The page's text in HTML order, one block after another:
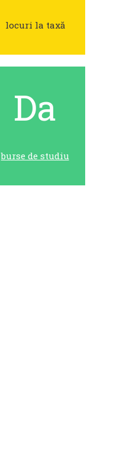
locuri la taxă
Da
burse de studiu